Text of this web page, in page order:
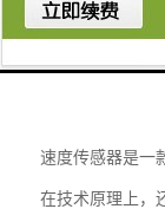
速度传感器是一
在技术原理上，